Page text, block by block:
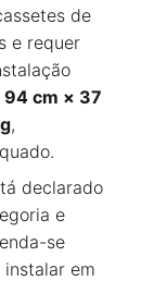
de
e requer
94 cm × 37
,
declarado
e
se
em